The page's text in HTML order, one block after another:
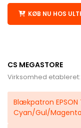
KØB NU HOS
CS MEGASTORE
Virksomhed etableret:
Blækpatron EPSON
Cyan/Gul/Magenta